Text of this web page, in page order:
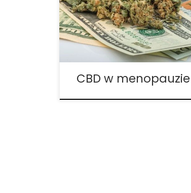
okazać się korzystne w leczeniu
z jej objawów. 1. Utrata gęstości
Utrata gęstości kości może
wielu kobiet w okresie
Nieleczona […]
CBD w menopauzie